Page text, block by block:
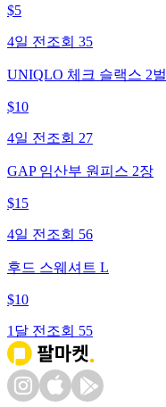
$5
4일 전 조회 35
UNIQLO 체크 슬랙스 2벌
$10
4일 전 조회 27
GAP 임산부 원피스 2장
$15
4일 전 조회 56
후드 스웨셔트 L
$10
1달 전 조회 55